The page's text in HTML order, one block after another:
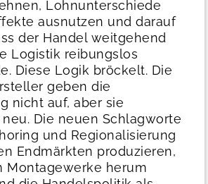
Lohnunterschiede
ausnutzen und darauf
der Handel weitgehend
Logistik reibungslos
Diese Logik bröckelt. Die
geben die
nicht auf, aber sie
Die neuen Schlagworte
und Regionalisierung
Endmärkten produzieren,
Montagewerke herum